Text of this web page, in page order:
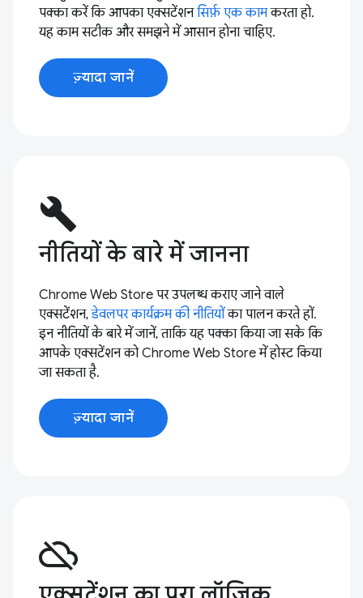
पक्का करें कि आपका एक्सटेंशनसिर्फ़ एक कामकरता हो.
यह काम सटीक और समझने में आसान होना चाहिए.
ज़्यादा जानें
build
नीतियों के बारे में जानना
Chrome Web Store पर उपलब्ध कराए जाने वाले
एक्सटेंशन,डेवलपर कार्यक्रम की नीतियोंका पालन करते हों.
इन नीतियों के बारे में जानें, ताकि यह पक्का किया जा सके कि
आपके एक्सटेंशन को Chrome Web Store में होस्ट किया
जा सकता है.
ज़्यादा जानें
cloud_off